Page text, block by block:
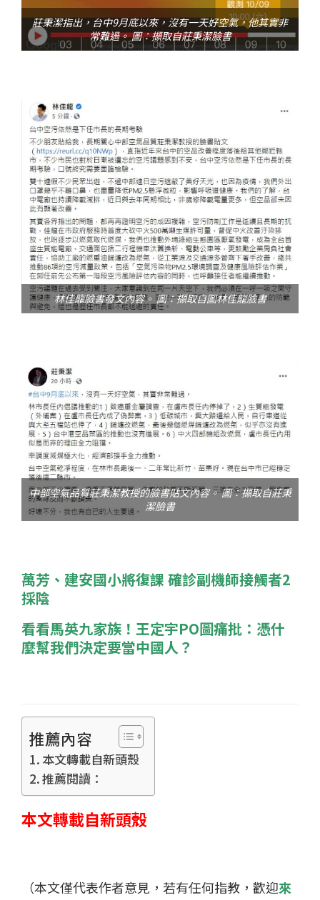
莊秉潔指出，台中9月底以來，沒有一天好空氣，他其實非
常難過。 圖：擷取自莊秉潔臉書
林佳龍臉書發文內容。 圖：擷取自圖林佳龍臉書
中部空氣品質莊秉潔教授的臉書貼文內容。 圖：擷取自莊秉
潔臉書
萬芳、建安國小將復課 確診副機師接觸者2
採陰
看看馬英九家族！王定宇PO圖痛批：憑什
麼幫我們決定要當中國人？
推薦內容
本文轉載自新頭殼
推薦閱讀：
本文轉載自新頭殼
（本文僅代表作者意見，若有任何指教，歡迎來